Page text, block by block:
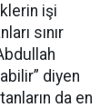
işi
sınır
diyen
da en